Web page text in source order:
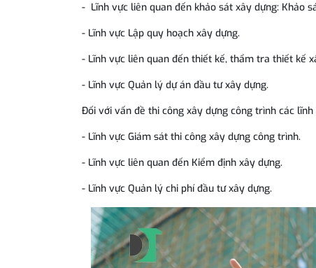
- Lĩnh vực liên quan đến khảo sát xây dựng: Khảo
- Lĩnh vực Lập quy hoạch xây dựng.
- Lĩnh vực liên quan đến thiết kế, thẩm tra thiết kế
- Lĩnh vực Quản lý dự án đầu tư xây dựng.
Đối với vấn đề thi công xây dựng công trình các
- Lĩnh vực Giám sát thi công xây dựng công trình.
- Lĩnh vực liên quan đến Kiểm định xây dựng.
- Lĩnh vực Quản lý chi phí đầu tư xây dựng.